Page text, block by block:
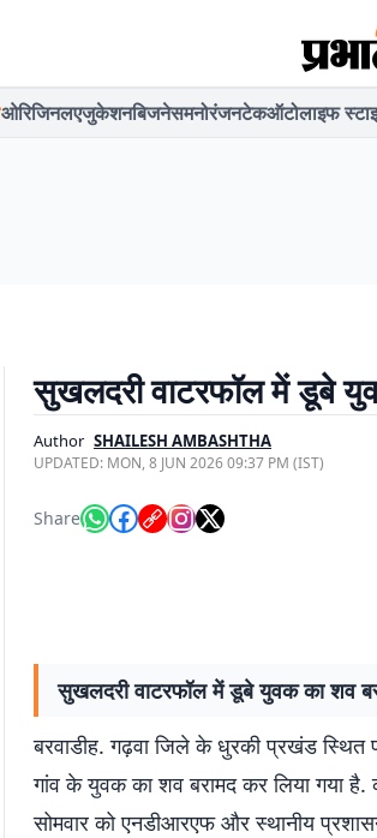
ओरिजिनलएजुकेशनबिजनेसमनोरंजनटेकऑटोलाइफ
सुखलदरी वाटरफॉल में डूबे
Author SHAILESH AMBASHTHA
UPDATED: MON, 8 JUN 2026 09:37 PM (IST)
Share
सुखलदरी वाटरफॉल में डूबे युवक का शव
बरवाडीह. गढ़वा जिले के धुरकी प्रखंड स्थित
गांव के युवक का शव बरामद कर लिया गया
सोमवार को एनडीआरएफ और स्थानीय